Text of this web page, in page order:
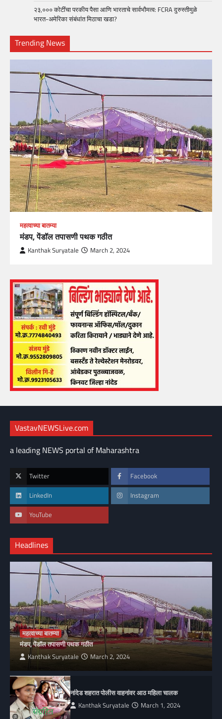
२३,००० कोटींचा परकीय पैसा आणि भारताचे सार्वभौमत्व: FCRA दुरुस्तीमुळे
भारत-अमेरिका संबंधांत मिठाचा खडा?
Trending News
महत्वाच्या बातम्या
मंडप, पेंडॉल तपासणी पथक गठीत
Kanthak Suryatale March 2, 2024
VastavNEWSLive.com
a leading NEWS portal of Maharashtra
Twitter Facebook
LinkedIn Instagram
YouTube
Headlines
महत्वाच्या बातम्या
मंडप, पेंडॉल तपासणी पथक गठीत
Kanthak Suryatale March 2, 2024
नांदेड शहरात पोलीस वाहनांवर आठ महिला चालक
Kanthak Suryatale March 1, 2024